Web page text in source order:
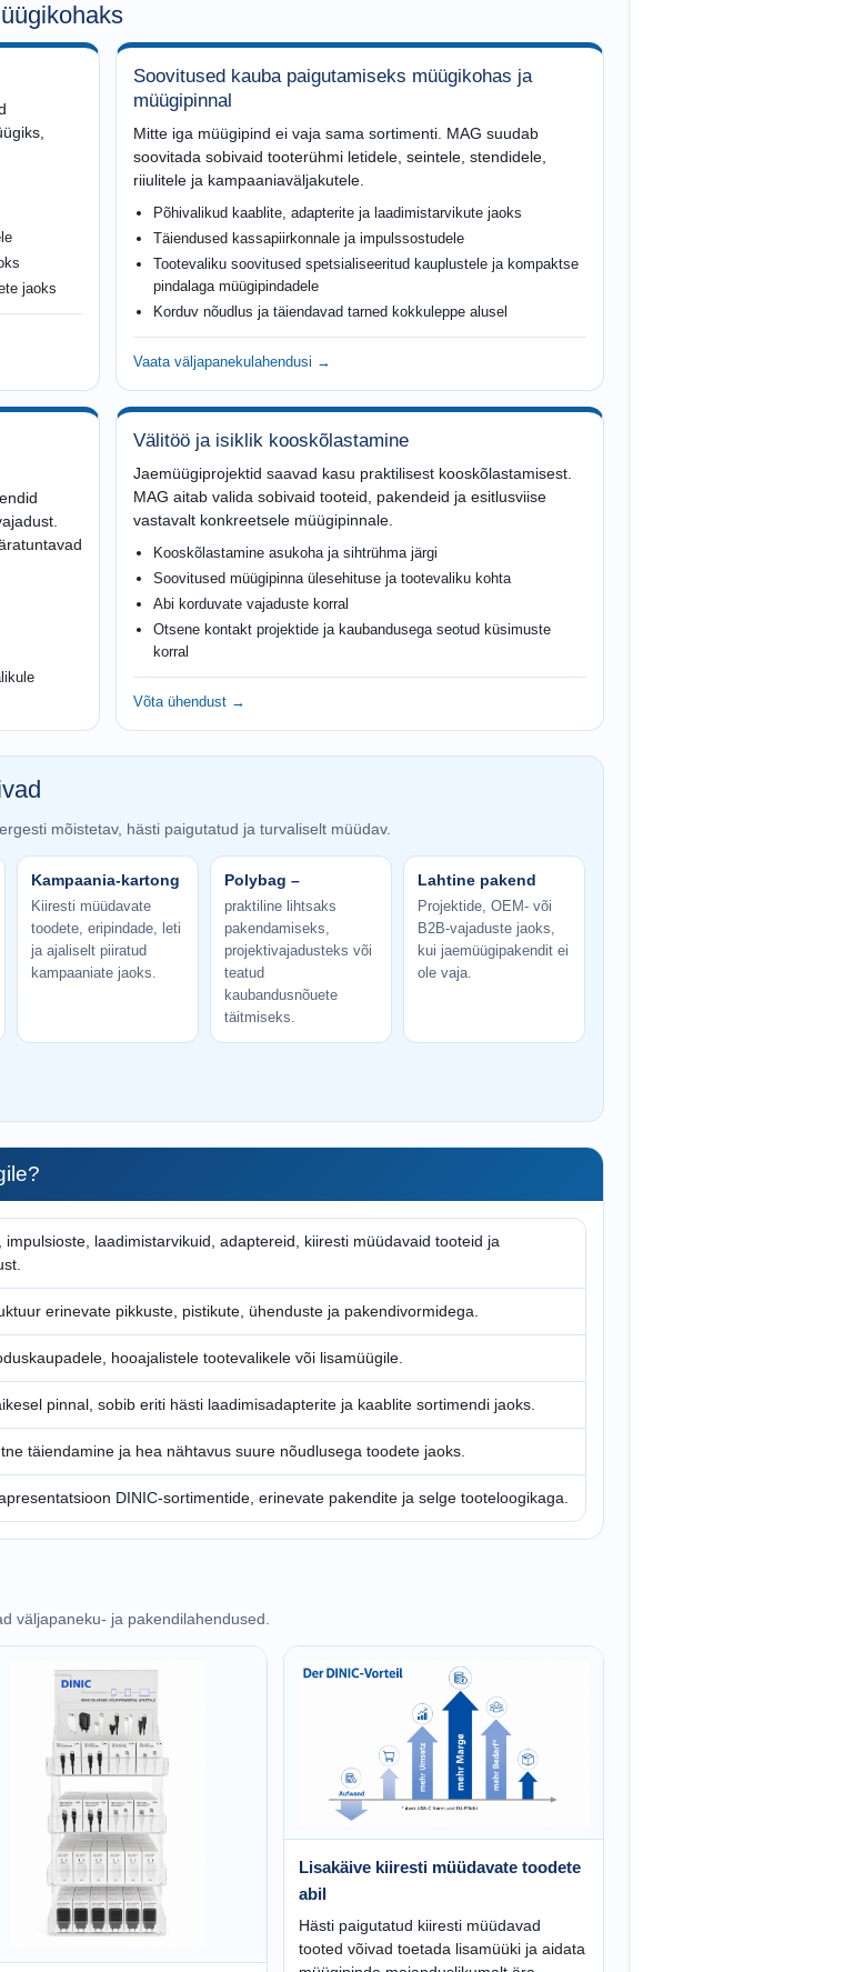
jaoks
Soovitused kauba paigutamiseks müügikohas ja
müügipinnal
Mitte iga müügipind ei vaja sama sortimenti. MAG suudab
soovitada sobivaid tooterühmi letidele, seintele, stendidele,
riiulitele ja kampaaniaväljakutele.
Põhivalikud kaablite, adapterite ja laadimistarvikute jaoks
Täiendused kassapiirkonnale ja impulssostudele
Tootevaliku soovitused spetsialiseeritud kauplustele ja kompaktse
pindalaga müügipindadele
Korduv nõudlus ja täiendavad tarned kokkuleppe alusel
Vaata väljapanekulahendusi →
Välitöö ja isiklik kooskõlastamine
Jaemüügiprojektid saavad kasu praktilisest kooskõlastamisest.
MAG aitab valida sobivaid tooteid, pakendeid ja esitlusviise
vastavalt konkreetsele müügipinnale.
Kooskõlastamine asukoha ja sihtrühma järgi
Soovitused müügipinna ülesehituse ja tootevaliku kohta
Abi korduvate vajaduste korral
Otsene kontakt projektide ja kaubandusega seotud küsimuste
korral
Võta ühendust →
mõistetav, hästi paigutatud ja turvaliselt müüdav.
Kampaania-kartong
Kiiresti müüdavate
toodete, eripindade, leti
ja ajaliselt piiratud
kampaaniate jaoks.
Polybag –
praktiline lihtsaks
pakendamiseks,
projektivajadusteks või
teatud
kaubandusnõuete
täitmiseks.
Lahtine pakend
Projektide, OEM- või
B2B-vajaduste jaoks,
kui jaemüügipakendit ei
ole vaja.
impulsioste, laadimistarvikuid, adaptereid, kiiresti müüdavaid tooteid ja
erinevate pikkuste, pistikute, ühenduste ja pakendivormidega.
hooajalistele tootevalikele või lisamüügile.
pinnal, sobib eriti hästi laadimisadapterite ja kaablite sortimendi jaoks.
täiendamine ja hea nähtavus suure nõudlusega toodete jaoks.
DINIC-sortimentide, erinevate pakendite ja selge tooteloogikaga.
väljapaneku- ja pakendilahendused.
Lisakäive kiiresti müüdavate toodete
abil
Hästi paigutatud kiiresti müüdavad
tooted võivad toetada lisamüüki ja aidata